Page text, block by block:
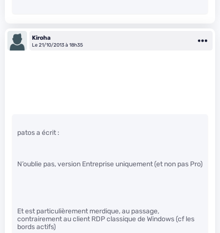
Kiroha
Le 21/10/2013 à 18h35
patos a écrit :
N’oublie pas, version Entreprise uniquement (et non pas Pro)
Et est particulièrement merdique, au passage,
contrairement au client RDP classique de Windows (cf les
bords actifs)